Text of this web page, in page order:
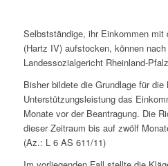
Selbstständige, ihr Einkommen mit
(Hartz IV) aufstocken, können
Landessozialgericht Rheinland-
Bisher bildete die Grundlage für die
Unterstützungsleistung das
Monate vor der Beantragung. Die
dieser Zeitraum bis auf zwölf
(Az.: L 6 AS 611/11)